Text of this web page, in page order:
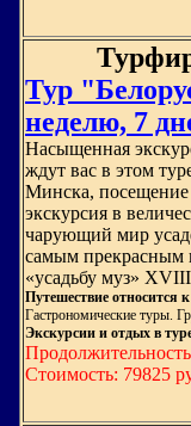
Тур
неделю, 7
Насыщенная
ждут вас в этом
Минска, посещение
экскурсия в
чарующий мир
самым прекрасным
«усадьбу муз»
Путешествие относится
Гастрономические туры.
Экскурсии и отдых в
Стоимость: 79825